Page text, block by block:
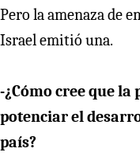
Pero la amenaza de
Israel emitió una.
-¿Cómo cree que
potenciar el
país?